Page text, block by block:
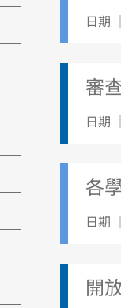
日期
審
日期
各
日期
開